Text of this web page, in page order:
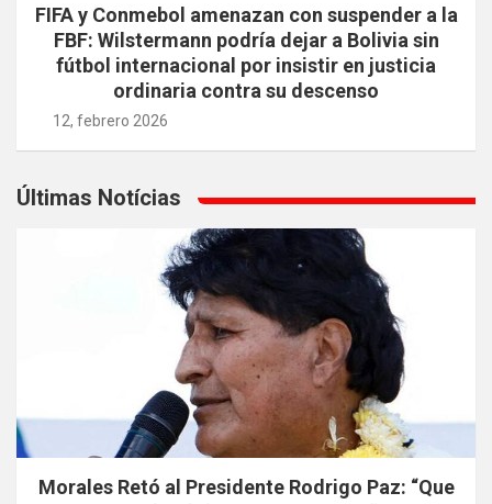
FIFA y Conmebol amenazan con suspender a la
FBF: Wilstermann podría dejar a Bolivia sin
fútbol internacional por insistir en justicia
ordinaria contra su descenso
12, febrero 2026
Últimas Notícias
Morales Retó al Presidente Rodrigo Paz: “Que